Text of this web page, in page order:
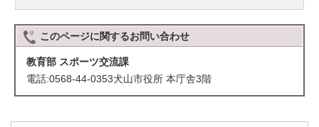
このページに関するお問い合わせ
教育部 スポーツ交流課
電話:0568-44-0353犬山市役所 本庁舎3階